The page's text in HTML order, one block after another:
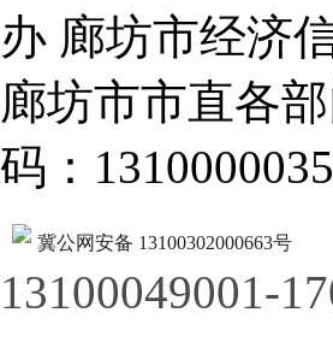
办 廊坊市经济
廊坊市市直各
码：1310000035
冀公网安备 13100302000663号
13100049001-